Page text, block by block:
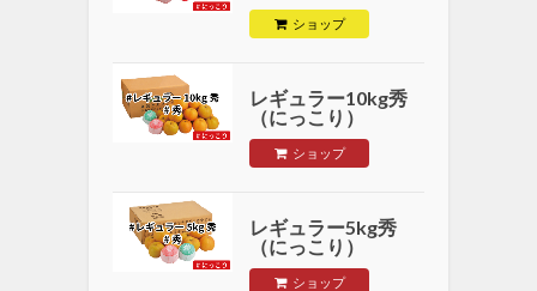
ショップ
レギュラー10kg秀
（にっこり）
ショップ
レギュラー5kg秀
（にっこり）
ショップ